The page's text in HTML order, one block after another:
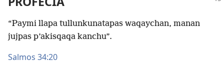
“Paymi llapa tullunkunatapas waqaychan, manan
jujpas p’akisqaqa kanchu”.
Salmos 34:20